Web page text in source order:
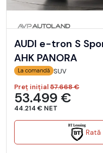
AUDI e-tron S
AHK PANORA
La comandă SUV
Preț inițial57.668 €
53.499 €
44.214 € NET